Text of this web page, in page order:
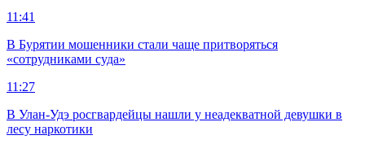
11:41
В Бурятии мошенники стали чаще притворяться
«сотрудниками суда»
11:27
В Улан-Удэ росгвардейцы нашли у неадекватной девушки в
лесу наркотики